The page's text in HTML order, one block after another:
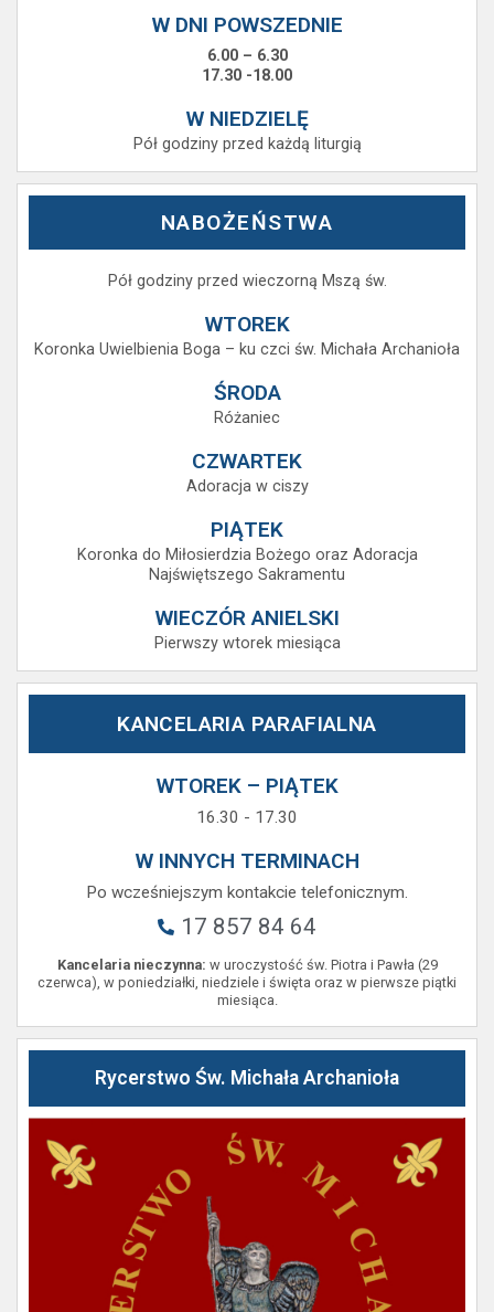
W DNI POWSZEDNIE
6.00 – 6.30
17.30 -18.00
W NIEDZIELĘ
Pół godziny przed każdą liturgią
NABOŻEŃSTWA
Pół godziny przed wieczorną Mszą św.
WTOREK
Koronka Uwielbienia Boga – ku czci św. Michała Archanioła
ŚRODA
Różaniec
CZWARTEK
Adoracja w ciszy
PIĄTEK
Koronka do Miłosierdzia Bożego oraz Adoracja
Najświętszego Sakramentu
WIECZÓR ANIELSKI
Pierwszy wtorek miesiąca
KANCELARIA PARAFIALNA
WTOREK – PIĄTEK
16.30 - 17.30
W INNYCH TERMINACH
Po wcześniejszym kontakcie telefonicznym.
17 857 84 64
Kancelaria nieczynna: w uroczystość św. Piotra i Pawła (29
czerwca), w poniedziałki, niedziele i święta oraz w pierwsze piątki
miesiąca.
Rycerstwo Św. Michała Archanioła